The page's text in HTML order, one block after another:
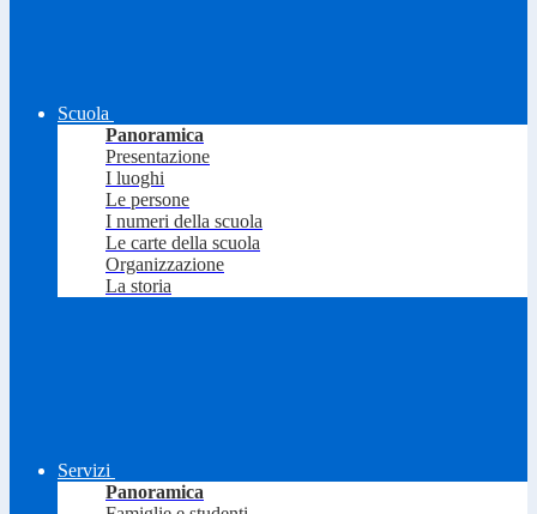
Scuola
Panoramica
Presentazione
I luoghi
Le persone
I numeri della scuola
Le carte della scuola
Organizzazione
La storia
Servizi
Panoramica